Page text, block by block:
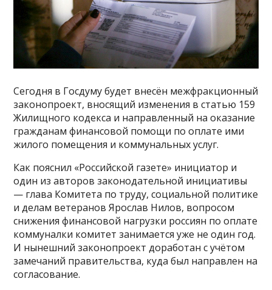
Сегодня в Госдуму будет внесён межфракционный
законопроект, вносящий изменения в статью 159
Жилищного кодекса и направленный на оказание
гражданам финансовой помощи по оплате ими
жилого помещения и коммунальных услуг.
Как пояснил «Российской газете» инициатор и
один из авторов законодательной инициативы
— глава Комитета по труду, социальной политике
и делам ветеранов Ярослав Нилов, вопросом
снижения финансовой нагрузки россиян по оплате
коммуналки комитет занимается уже не один год.
И нынешний законопроект доработан с учётом
замечаний правительства, куда был направлен на
согласование.